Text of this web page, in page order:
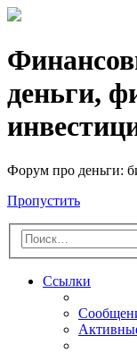
деньги,
Форум про деньги:
Пропустить
Ссылки